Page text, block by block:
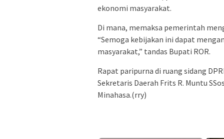
ekonomi masyarakat.
Di mana, memaksa pemerintah
“Semoga kebijakan ini dapat
masyarakat,” tandas Bupati ROR.
Rapat paripurna di ruang sidang
Sekretaris Daerah Frits R. Muntu
Minahasa.(rry)